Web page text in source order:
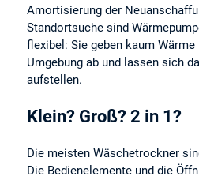
Amortisierung der
Standortsuche sind
flexibel: Sie geben kaum
Umgebung ab und lassen sich
aufstellen.
Klein? Groß? 2 in 1?
Die meisten Wäschetrockner
Die Bedienelemente und die